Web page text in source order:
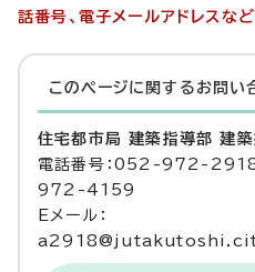
話番号、電子メールアドレスなど
このページに関する お問い
住宅都市局 建築指導部 建
電話番号：052-972-
972-4159
Eメール：